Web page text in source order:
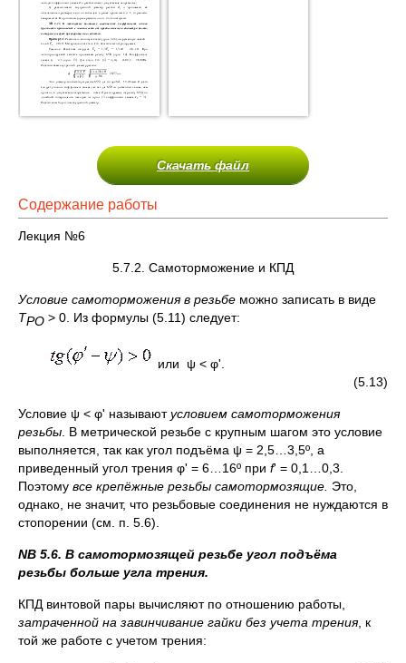
Скачать файл
Содержание работы
Лекция №6
5.7.2. Самоторможение и КПД
Условие самоторможения в резьбе можно записать в виде
ТРО > 0. Из формулы (5.11) следует:
или ψ < φʹ.
(5.13)
Условие ψ < φʹ называютусловием самоторможения
резьбы . В метрической резьбе с крупным шагом это условие
выполняется, так как угол подъёма ψ = 2,5…3,5º, а
приведенный угол трения φʹ = 6…16º при fʹ = 0,1…0,3.
Поэтому все крепёжные резьбы самотормозящие. Это,
однако, не значит, что резьбовые соединения не нуждаются в
стопорении (см. п. 5.6).
NB 5.6. В самотормозящей резьбе угол подъёма
резьбы больше угла трения.
КПД винтовой пары вычисляют по отношению работы,
затраченной на завинчивание гайки без учета трения, к
той же работе с учетом трения: